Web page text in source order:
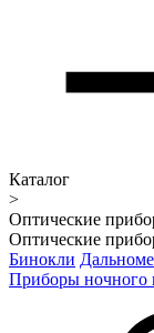
Каталог
>
Оптические
Оптические
Бинокли
Приборы ночного